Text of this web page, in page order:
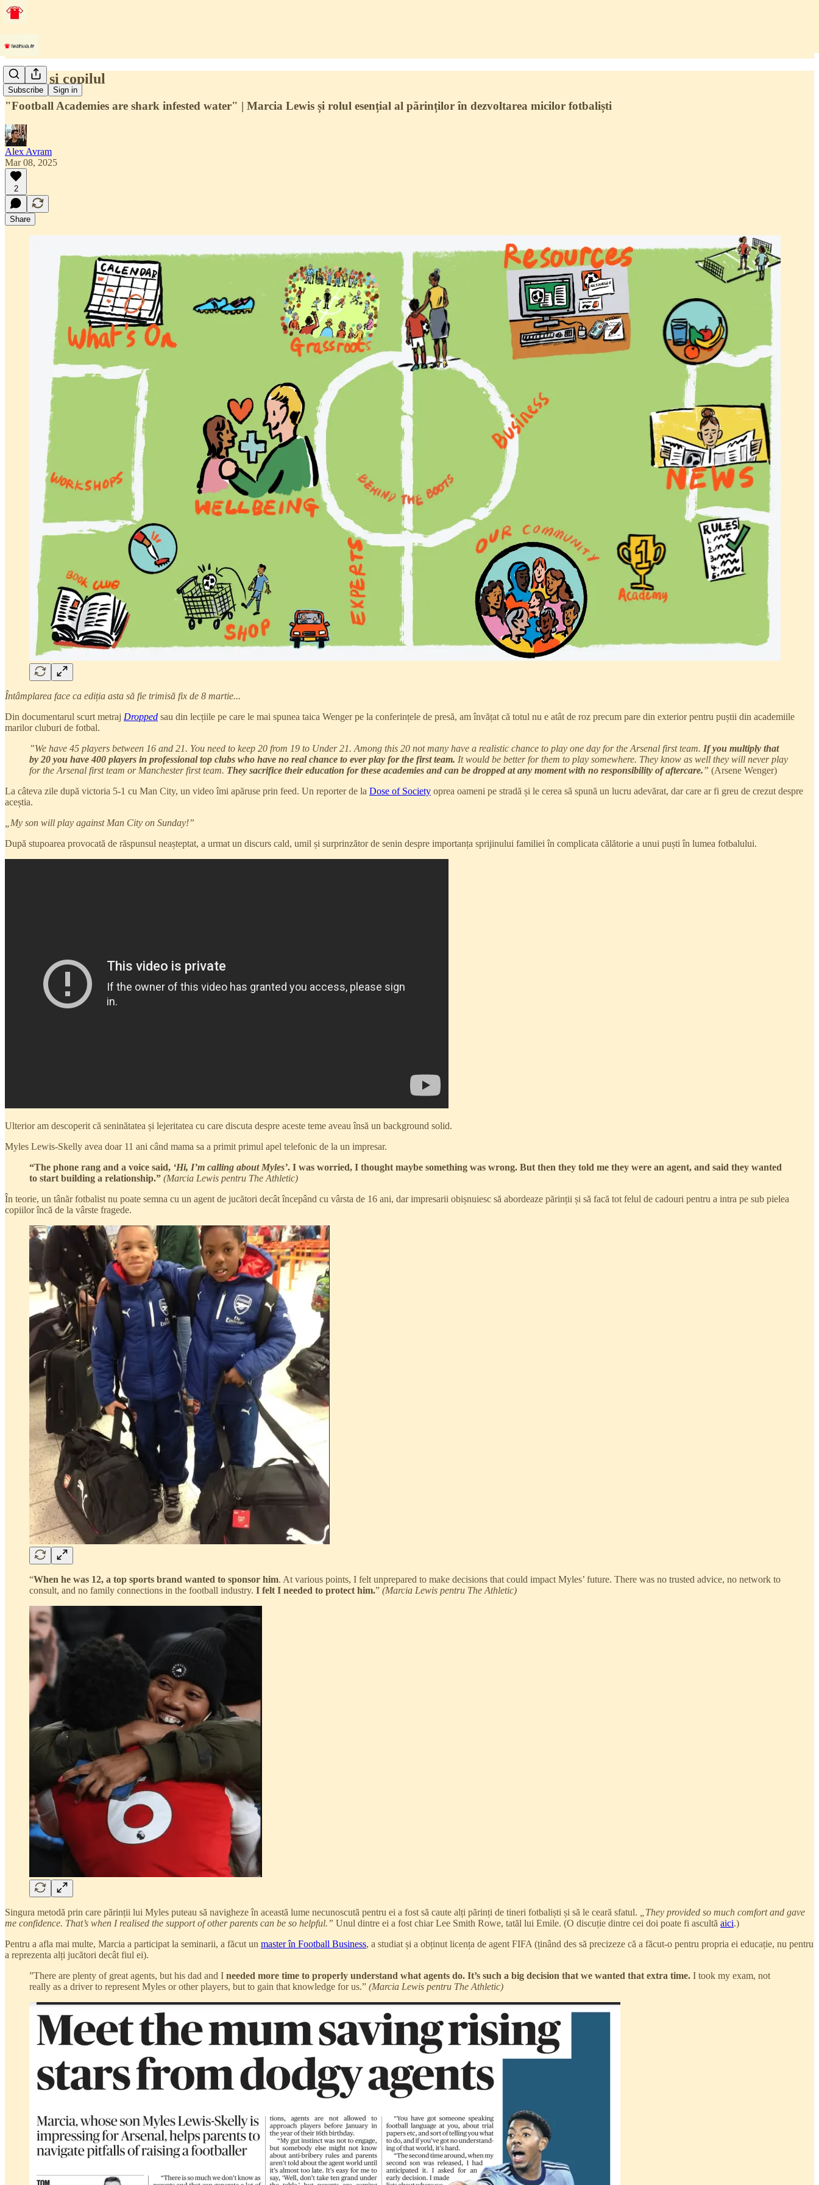
Subscribe Sign in
Mama și copilul
"Football Academies are shark infested water" | Marcia Lewis și rolul esențial al părinților în dezvoltarea micilor fotbaliști
Alex Avram
Mar 08, 2025
2
Share
Întâmplarea face ca ediția asta să fie trimisă fix de 8 martie...
Din documentarul scurt metraj Dropped sau din lecțiile pe care le mai spunea taica Wenger pe la conferințele de presă, am învățat că totul nu e atât de roz precum pare din exterior pentru puștii din academiile
marilor cluburi de fotbal.
”We have 45 players between 16 and 21. You need to keep 20 from 19 to Under 21. Among this 20 not many have a realistic chance to play one day for the Arsenal first team. If you multiply that
by 20 you have 400 players in professional top clubs who have no real chance to ever play for the first team. It would be better for them to play somewhere. They know as well they will never play
for the Arsenal first team or Manchester first team. They sacrifice their education for these academies and can be dropped at any moment with no responsibility of aftercare.” (Arsene Wenger)
La câteva zile după victoria 5-1 cu Man City, un video îmi apăruse prin feed. Un reporter de la Dose of Society oprea oameni pe stradă și le cerea să spună un lucru adevărat, dar care ar fi greu de crezut despre
aceștia.
„My son will play against Man City on Sunday!”
După stupoarea provocată de răspunsul neașteptat, a urmat un discurs cald, umil și surprinzător de senin despre importanța sprijinului familiei în complicata călătorie a unui puști în lumea fotbalului.
Ulterior am descoperit că seninătatea și lejeritatea cu care discuta despre aceste teme aveau însă un background solid.
Myles Lewis-Skelly avea doar 11 ani când mama sa a primit primul apel telefonic de la un impresar.
“The phone rang and a voice said, ‘Hi, I’m calling about Myles’. I was worried, I thought maybe something was wrong. But then they told me they were an agent, and said they wanted
to start building a relationship.” (Marcia Lewis pentru The Athletic)
În teorie, un tânăr fotbalist nu poate semna cu un agent de jucători decât începând cu vârsta de 16 ani, dar impresarii obișnuiesc să abordeaze părinții și să facă tot felul de cadouri pentru a intra pe sub pielea
copiilor încă de la vârste fragede.
“When he was 12, a top sports brand wanted to sponsor him. At various points, I felt unprepared to make decisions that could impact Myles’ future. There was no trusted advice, no network to
consult, and no family connections in the football industry. I felt I needed to protect him.” (Marcia Lewis pentru The Athletic)
Singura metodă prin care părinții lui Myles puteau să navigheze în această lume necunoscută pentru ei a fost să caute alți părinți de tineri fotbaliști și să le ceară sfatul.
„They provided so much comfort and gave
me confidence. That’s when I realised the support of other parents can be so helpful.” Unul dintre ei a fost chiar Lee Smith Rowe, tatăl lui Emile. (O discuție dintre cei doi poate fi ascultă aici.)
Pentru a afla mai multe, Marcia a participat la seminarii, a făcut un master în Football Business, a studiat și a obținut licența de agent FIFA (ținând des să precizeze că a făcut-o pentru propria ei educație, nu pentru
a reprezenta alți jucători decât fiul ei).
”There are plenty of great agents, but his dad and I needed more time to properly understand what agents do. It’s such a big decision that we wanted that extra time. I took my exam, not
really as a driver to represent Myles or other players, but to gain that knowledge for us.” (Marcia Lewis pentru The Athletic)